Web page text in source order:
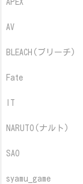
APEX
AV
BLEACH(ブリーチ)
Fate
NARUTO(ナルト)
SAO
syamu_game